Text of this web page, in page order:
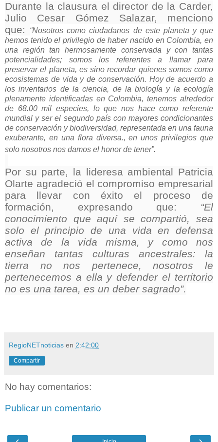
Durante la clausura el director de la Carder,
Julio Cesar Gómez Salazar, menciono
que:
“Nosotros como ciudadanos de este planeta y que
hemos tenido el privilegio de haber nacido en Colombia, en
una región tan hermosamente conservada y con tantas
potencialidades; somos los referentes a llamar para
preservar el planeta, es sino recordar quienes somos como
ecosistemas de vida y de conservación. Hoy de acuerdo a
los inventarios de la ciencia, de la biología y la ecología
plenamente identificadas en Colombia, tenemos alrededor
de 68.00 mil especies, lo que nos hace como referente
mundial y ser el segundo país con mayores condicionantes
de conservación y biodiversidad, representada en una fauna
exuberante, en una flora diversa., en unos privilegios que
solo nosotros nos damos el honor de tener”.
Por su parte, la lideresa ambiental Patricia
Olarte agradeció el compromiso empresarial
para llevar con éxito el proceso de
formación, expresando que: “El
conocimiento que aquí se compartió, sea
solo el principio de una vida en defensa
activa de la vida misma, y como nos
enseñan tantas culturas ancestrales: la
tierra no nos pertenece, nosotros le
pertenecemos a ella y defender el territorio
no es una tarea, es un deber sagrado”.
RegioNETnoticias en 2:42:00
Compartir
No hay comentarios:
Publicar un comentario